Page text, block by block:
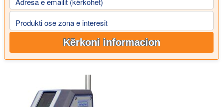
Produkti ose zona e interesit
Kërkoni informacion